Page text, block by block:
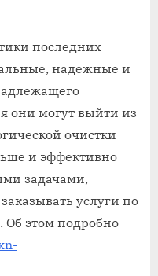
последних
надежные и
они могут выйти из
очистки
и эффективно
задачами,
услуги по
этом подробно